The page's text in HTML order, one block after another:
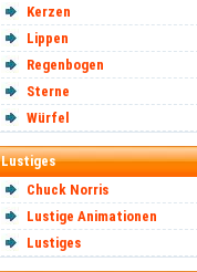
Kerzen
Lippen
Regenbogen
Sterne
Würfel
Lustiges
Chuck Norris
Lustige Animationen
Lustiges